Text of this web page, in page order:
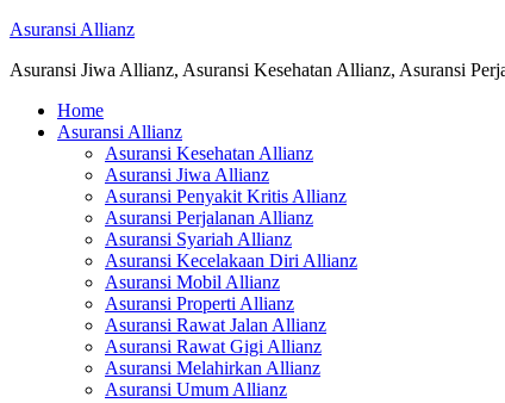
Asuransi Allianz
Asuransi Jiwa Allianz, Asuransi Kesehatan Allianz, Asuransi
Home
Asuransi Allianz
Asuransi Kesehatan Allianz
Asuransi Jiwa Allianz
Asuransi Penyakit Kritis Allianz
Asuransi Perjalanan Allianz
Asuransi Syariah Allianz
Asuransi Kecelakaan Diri Allianz
Asuransi Mobil Allianz
Asuransi Properti Allianz
Asuransi Rawat Jalan Allianz
Asuransi Rawat Gigi Allianz
Asuransi Melahirkan Allianz
Asuransi Umum Allianz